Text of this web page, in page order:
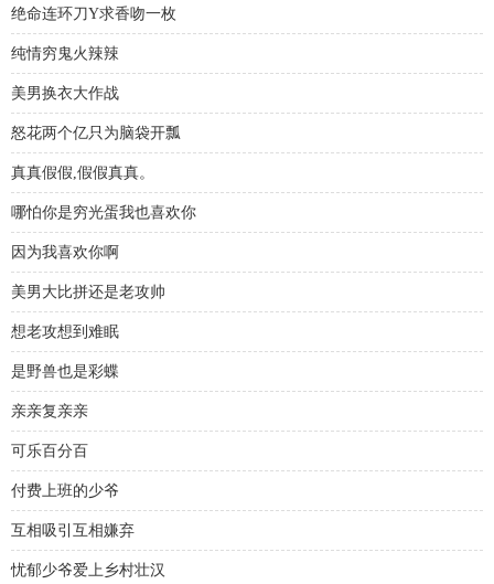
绝命连环刀Y求香吻一枚
纯情穷鬼火辣辣
美男换衣大作战
怒花两个亿只为脑袋开瓢
真真假假,假假真真。
哪怕你是穷光蛋我也喜欢你
因为我喜欢你啊
美男大比拼还是老攻帅
想老攻想到难眠
是野兽也是彩蝶
亲亲复亲亲
可乐百分百
付费上班的少爷
互相吸引互相嫌弃
忧郁少爷爱上乡村壮汉